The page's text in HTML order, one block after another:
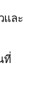
และ
ที่